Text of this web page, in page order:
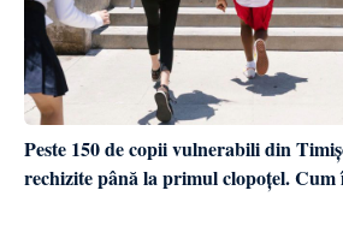
Peste 150 de copii vulnerabili din
rechizite până la primul clopoțel.